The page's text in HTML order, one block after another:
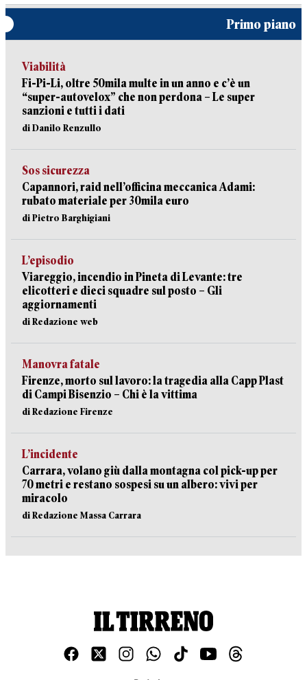
Primo piano
Viabilità
Fi-Pi-Li, oltre 50mila multe in un anno e c’è un
“super-autovelox” che non perdona – Le super
sanzioni e tutti i dati
di Danilo Renzullo
Sos sicurezza
Capannori, raid nell’officina meccanica Adami:
rubato materiale per 30mila euro
di Pietro Barghigiani
L’episodio
Viareggio, incendio in Pineta di Levante: tre
elicotteri e dieci squadre sul posto – Gli
aggiornamenti
di Redazione web
Manovra fatale
Firenze, morto sul lavoro: la tragedia alla Capp Plast
di Campi Bisenzio – Chi è la vittima
di Redazione Firenze
L’incidente
Carrara, volano giù dalla montagna col pick-up per
70 metri e restano sospesi su un albero: vivi per
miracolo
di Redazione Massa Carrara